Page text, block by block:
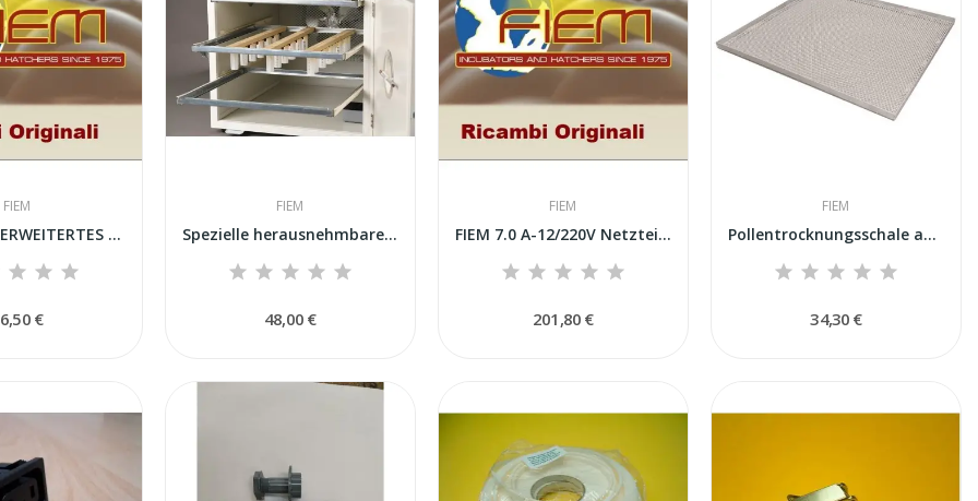
FIEM
ZENZQ Q10 ERWEITERTES GITTERREGAL MIT...
€
FIEM
Spezielle herausnehmbare Schublade für...
48,00 €
FIEM
FIEM 7.0 A-12/220V Netzteil +...
201,80 €
FIEM
Pollentrocknungsschale aus Edelstahl mit Sieb...
34,30 €